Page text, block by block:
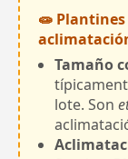
🧫
Tamaño
lote. Son